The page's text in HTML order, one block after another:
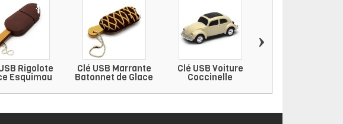
Rigolote
Esquimau
Clé USB Marrante
Batonnet de Glace
Clé USB Voiture
Coccinelle
›